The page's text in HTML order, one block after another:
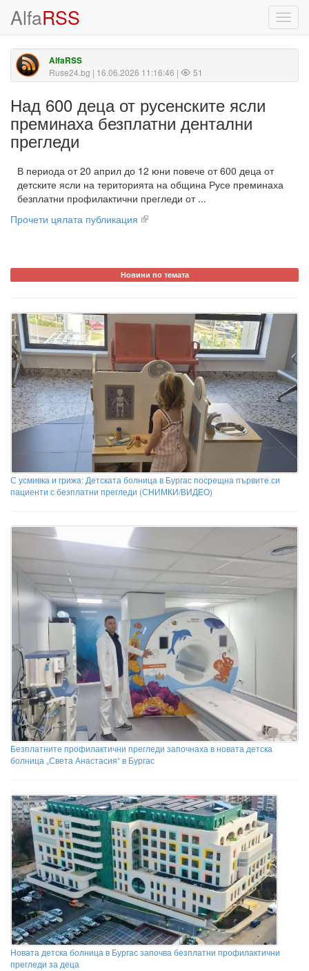
AlfaRSS
AlfaRSS
Ruse24.bg | 16.06.2026 11:16:46 | 51
Над 600 деца от русенските ясли
преминаха безплатни дентални
прегледи
В периода от 20 април до 12 юни повече от 600 деца от
детските ясли на територията на община Русе преминаха
безплатни профилактични прегледи от ...
Прочети цялата публикация
Новини по темата
С усмивка и грижа: Детската болница в Бургас посрещна първите си
пациенти с безплатни прегледи (СНИМКИ/ВИДЕО)
Безплатните профилактични прегледи започнаха в новата детска
болница „Света Анастасия“ в Бургас
Новата детска болница в Бургас започва безплатни профилактични
прегледи за деца